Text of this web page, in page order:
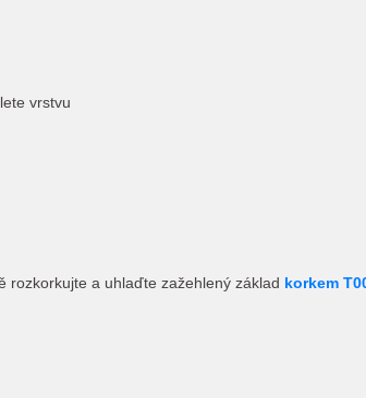
vrstvu
rozkorkujte a uhlaďte zažehlený základ korkem